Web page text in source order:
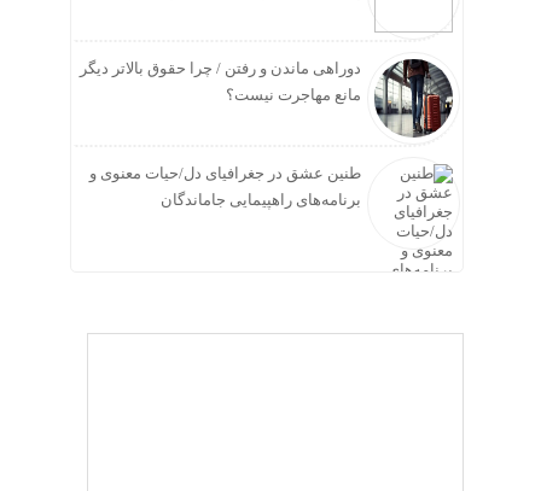
دوراهی ماندن و رفتن / چرا حقوق بالاتر دیگر
مانع مهاجرت نیست؟
طنین عشق در جغرافیای دل/حیات معنوی و
برنامه‌های راهپیمایی جاماندگان